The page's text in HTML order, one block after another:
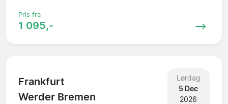
Pris fra
1 095,-
Frankfurt
Werder Bremen
Lørdag
5 Dec
2026